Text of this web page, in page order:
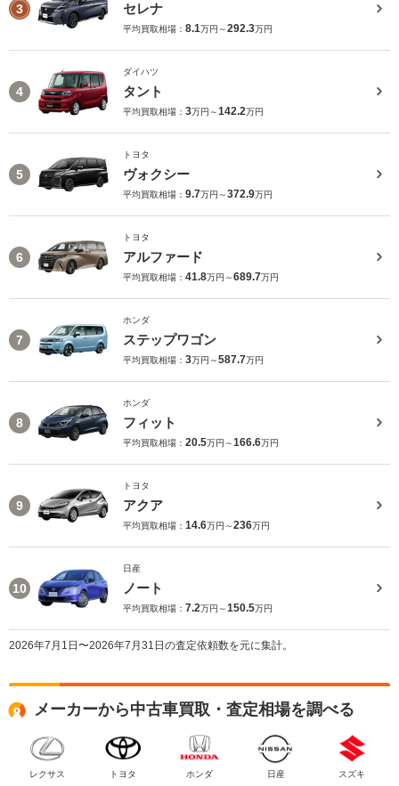
3 セレナ
平均買取相場： 8.1万円～292.3万円
4
ダイハツ
タント
平均買取相場： 3万円～142.2万円
5
トヨタ
ヴォクシー
平均買取相場： 9.7万円～372.9万円
6
トヨタ
アルファード
平均買取相場： 41.8万円～689.7万円
7
ホンダ
ステップワゴン
平均買取相場： 3万円～587.7万円
8
ホンダ
フィット
平均買取相場： 20.5万円～166.6万円
9
トヨタ
アクア
平均買取相場： 14.6万円～236万円
10
日産
ノート
平均買取相場： 7.2万円～150.5万円
2026年7月1日〜2026年7月31日の査定依頼数を元に集計。
メーカーから中古車買取・査定相場を調べる
レクサス トヨタ ホンダ 日産 スズキ